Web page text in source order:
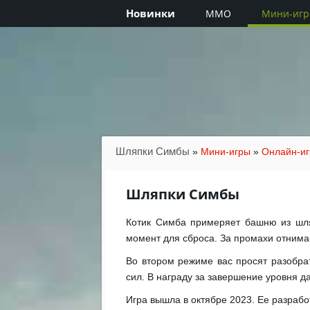
Новинки MMO Мини-
Шляпки Симбы » Мини-игры » Онлайн-
Шляпки Симбы
Котик Симба примеряет башню из
момент для сброса. За промахи
Во втором режиме вас просят
сил. В награду за завершение уровня
Игра вышла в октябре 2023. Ее